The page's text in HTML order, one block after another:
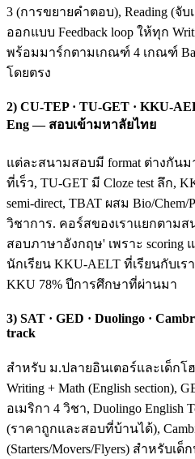
3 (การขยายคำตอบ), Reading (จับ
ออกแบบ Feedback loop ให้ทุก
พร้อมมาร์กตามเกณฑ์ 4 เกณฑ์
โดยตรง
2) CU-TEP · TU-GET · KKU-
Eng — สอบเข้ามหาลัยไทย
แต่ละสนามสอบมี format ต่างกันม
ที่เร็ว, TU-GET มี Cloze test ลึก,
semi-direct, TBAT ผสม Bio/
วิชาการ. คอร์สของเราแยกตามส
สอบภาษาอังกฤษ' เพราะ scoring
นักเรียน KKU-AELT ที่เรียนกับเ
KKU 78% ปีการศึกษาที่ผ่านมา
3) SAT · GED · Duolingo ·
track
สำหรับ ม.ปลายอินเตอร์และเด็กโ
Writing + Math (English section),
อเมริกา 4 วิชา, Duolingo
(ราคาถูกและสอบที่บ้านได้),
(Starters/Movers/Flyers) สำหรับเ